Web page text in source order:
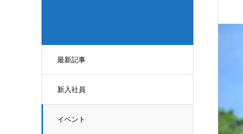
最新記事
新入社員
イベント